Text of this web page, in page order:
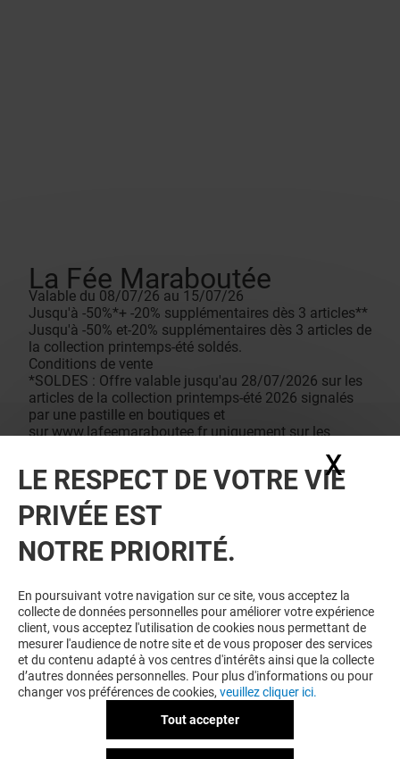
La Fée Maraboutée
Valable du 08/07/26 au 15/07/26
Jusqu'à -50%*+ -20% supplémentaires dès 3 articles**
Jusqu'à -50% et-20% supplémentaires dès 3 articles de
la collection printemps-été soldés.
Conditions de vente
*SOLDES : Offre valable jusqu'au 28/07/2026 sur les
articles de la collection printemps-été 2026 signalés
par une pastille en boutiques et
surwww.lafeemaraboutee.fruniquement sur les
**-20% supplémentaires dès 3 articles de la collection
printemps-été soldés - valable sur les références
signalées par « Soldes -20% supp. dès 3 »
sur www.lafeemaraboutee.fr.
Hors nouvelle collection - Remises effectuées en
caisse.
LE RESPECT DE VOTRE VIE
PRIVÉE EST
NOTRE PRIORITÉ.
En poursuivant votre navigation sur ce site, vous acceptez la
collecte de données personnelles pour améliorer votre expérience
client, vous acceptez l'utilisation de cookies nous permettant de
mesurer l'audience de notre site et de vous proposer des services
et du contenu adapté à vos centres d'intérêts ainsi que la collecte
d’autres données personnelles. Pour plus d'informations ou pour
changer vos préférences de cookies, veuillez cliquer ici.
Tout accepter
X